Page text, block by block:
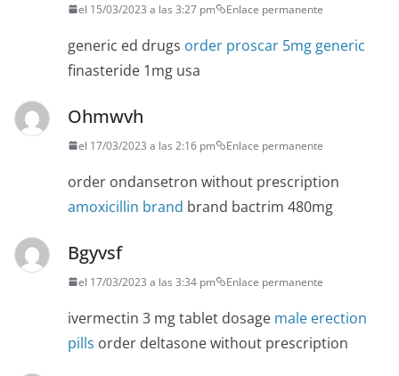
el 15/03/2023 a las 3:27 pm Enlace permanente
generic ed drugs order proscar 5mg generic
finasteride 1mg usa
Ohmwvh
el 17/03/2023 a las 2:16 pm Enlace permanente
order ondansetron without prescription
amoxicillin brand brand bactrim 480mg
Bgyvsf
el 17/03/2023 a las 3:34 pm Enlace permanente
ivermectin 3 mg tablet dosage male erection
pills order deltasone without prescription